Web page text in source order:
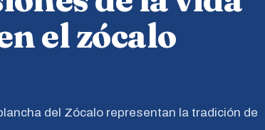
el zócalo
del Zócalo representan la tradición de